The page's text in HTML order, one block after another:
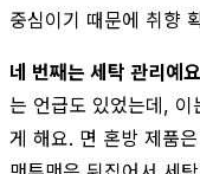
중심이기 때문에 취향
네 번째는 세탁 관리예
는 언급도 있었는데,
게 해요. 면 혼방 제품